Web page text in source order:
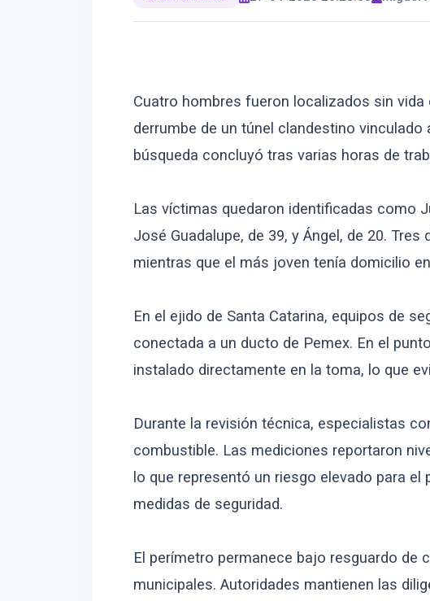
Cuatro hombres fueron localizados sin
derrumbe de un túnel clandestino
búsqueda concluyó tras varias horas de
Las víctimas quedaron identificadas como
José Guadalupe, de 39, y Ángel, de 20.
mientras que el más joven tenía domicilio
En el ejido de Santa Catarina, equipos de
conectada a un ducto de Pemex. En el
instalado directamente en la toma, lo que
Durante la revisión técnica, especialistas
combustible. Las mediciones reportaron
lo que representó un riesgo elevado para
medidas de seguridad.
El perímetro permanece bajo resguardo de
municipales. Autoridades mantienen las